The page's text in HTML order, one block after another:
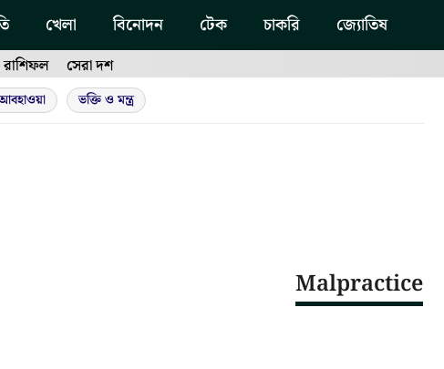
খেলা বিনোদন টেক চাকরি জ্যোতিষ
রাশিফল সেরা দশ
ভক্তি ও মন্ত্র
Malpractice